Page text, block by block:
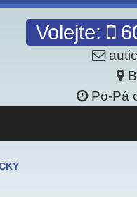
Volejte:
Po-Pá